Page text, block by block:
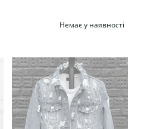
Немає у наявності